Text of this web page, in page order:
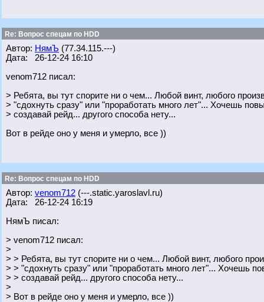
Re: Вопрос спецам по HDD
Автор: НямЪ (77.34.115.---)
Дата: 26-12-24 16:10
venom712 писал:
> Ребята, вы тут спорите ни о чем... Любой винт, любого
> "сдохнуть сразу" или "проработать много лет"... Хочешь
> создавай рейд... другого способа нету...
Вот в рейде оно у меня и умерло, все ))
Re: Вопрос спецам по HDD
Автор: venom712 (---.static.yaroslavl.ru)
Дата: 26-12-24 16:19
НямЪ писал:
> venom712 писал:
>
> > Ребята, вы тут спорите ни о чем... Любой винт, любого
> > "сдохнуть сразу" или "проработать много лет"... Хочешь
> > создавай рейд... другого способа нету...
>
> Вот в рейде оно у меня и умерло, все ))